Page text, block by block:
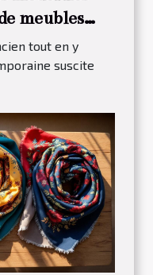
meubles
tout en y
suscite